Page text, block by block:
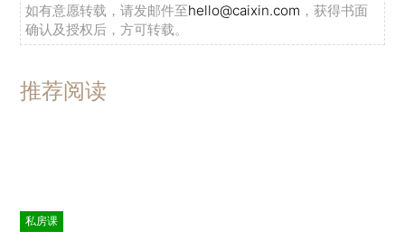
如有意愿转载，请发邮件至hello@caixin.com ，获得书面
确认及授权后，方可转载。
推荐阅读
私房课